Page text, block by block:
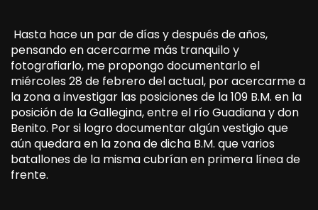
Hasta hace un par de días y después de años,
pensando en acercarme más tranquilo y
fotografiarlo, me propongo documentarlo el
miércoles 28 de febrero del actual, por acercarme a
la zona a investigar las posiciones de la 109 B.M. en la
posición de la Gallegina, entre el río Guadiana y don
Benito. Por si logro documentar algún vestigio que
aún quedara en la zona de dicha B.M. que varios
batallones de la misma cubrían en primera línea de
frente.